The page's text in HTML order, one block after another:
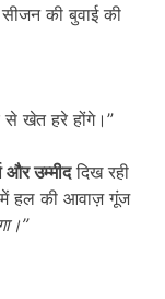
की बुवाई की
से खेत हरे होंगे।”
और उम्मीददिख रही
हल की आवाज़ गूंज
”